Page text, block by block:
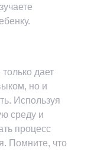
дает
но и
Используя
среду и
процесс
Помните, что